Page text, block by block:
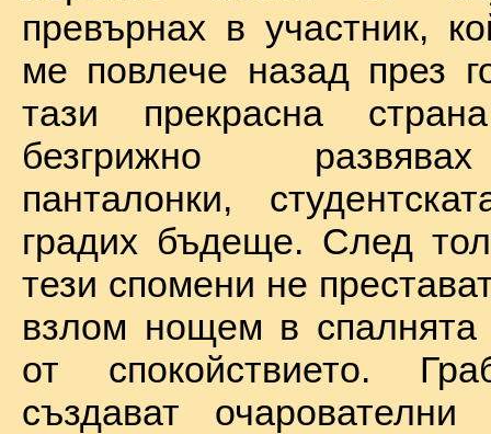
превърнах в участник,
ме повлече назад през
тази прекрасна
безгрижно
панталонки,
градих бъдеще. След
тези спомени не
взлом нощем в спалнята
от спокойствието.
създават